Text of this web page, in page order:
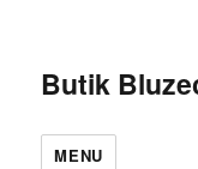
Butik
MENU